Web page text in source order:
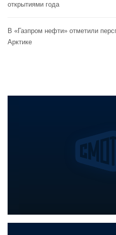
открытиями года
В «Газпром нефти» отметили
Арктике